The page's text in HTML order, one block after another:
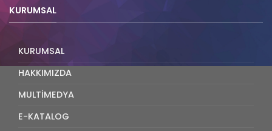
KURUMSAL
KURUMSAL
HAKKIMIZDA
MULTİMEDYA
E-KATALOG